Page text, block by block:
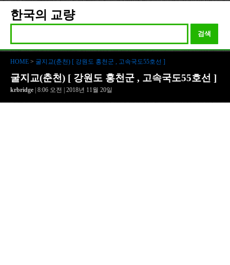
한국의 교량
검색
HOME > 굴지교(춘천) [ 강원도 홍천군 , 고속국도55호선 ]
굴지교(춘천) [ 강원도 홍천군 , 고속국도55호선 ]
krbridge | 8:06 오전 | 2018년 11월 20일